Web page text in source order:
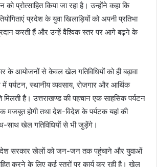
प्रोत्साहित किया जा रहा है। उन्होंने कहा कि
प्रदेश के युवा खिलाड़ियों को अपनी प्रतिभा
करती हैं और उन्हें वैश्विक स्तर पर आगे बढ़ने के
के आयोजनों से केवल खेल गतिविधियों को ही बढ़ावा
पर्यटन, स्थानीय व्यवसाय, रोजगार और आर्थिक
मिलती है। उत्तराखण्ड की पहचान एक साहसिक पर्यटन
होगी तथा देश-विदेश के पर्यटक यहां की
साथ खेल गतिविधियों से भी जुड़ेंगे।
सरकार खेलों को जन-जन तक पहुंचाने और युवाओं
करने के लिए कई स्तरों पर कार्य कर रही है। खेल